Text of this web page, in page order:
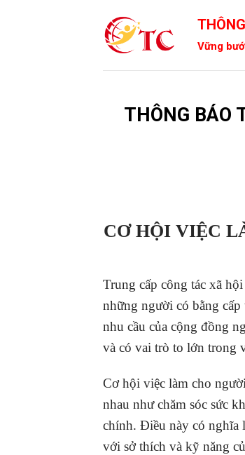
Vững
THÔNG BÁO
CƠ HỘI VIỆC
Trung cấp công tác xã
những người có bằng
nhu cầu của cộng đồng
và có vai trò to lớn trong
Cơ hội việc làm cho
nhau như chăm sóc sức
chính. Điều này có nghĩa
với sở thích và kỹ năng